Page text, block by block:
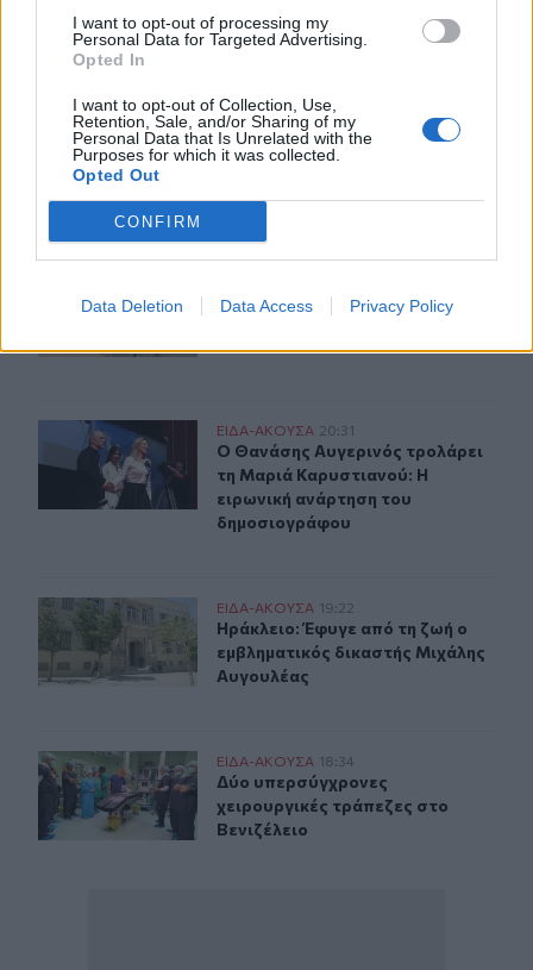
I want to opt-out of processing my
Personal Data for Targeted Advertising.
Opted In
I want to opt-out of Collection, Use,
Retention, Sale, and/or Sharing of my
Personal Data that Is Unrelated with the
Purposes for which it was collected.
Opted Out
CONFIRM
Data Deletion Data Access Privacy Policy
νεαρό (φωτογραφίες)
Ο Αταμάν σε κέφια στη Σύμη - Το γλέντι με τα πιάτα και
ΕΙΔΑ-ΑΚΟΥΣΑ 19:26
Ο Αταμάν σε κέφια στη Σύμη - Το
Ο Αταμάν σε κέφια στη Σύμη - Το
γλέντι με τα πιάτα και το
Πατίνια: Και ξαφνικά… φούντωσαν
Πατίνια: Και ξαφνικά…
φούντωσαν ξανά στο Ηράκλειο!
Ο Θανάσης Αυγερινός τρολάρει τη Μαριά
ΕΙΔΑ-ΑΚΟΥΣΑ 20:31
Ο Θανάσης Αυγερινός τρολάρει
Ο Θανάσης Αυγερινός τρολάρει
τη Μαριά Καρυστιανού: Η
ειρωνική ανάρτηση του
δημοσιογράφου
Ηράκλειο: Έφυγε από τη ζωή ο εμβληματικός
ΕΙΔΑ-ΑΚΟΥΣΑ 19:22
Ηράκλειο: Έφυγε από τη ζωή ο
Ηράκλειο: Έφυγε από τη ζωή ο
εμβληματικός δικαστής Μιχάλης
Αυγουλέας
Δύο υπερσύγχρονες χειρουργικές τράπεζες στο
ΕΙΔΑ-ΑΚΟΥΣΑ 18:34
Δύο υπερσύγχρονες χειρουργικές
Δύο υπερσύγχρονες
χειρουργικές τράπεζες στο
Βενιζέλειο